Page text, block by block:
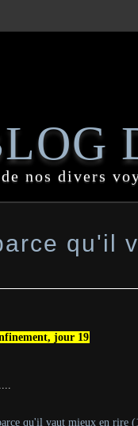
nos divers
qu'il
jour 19